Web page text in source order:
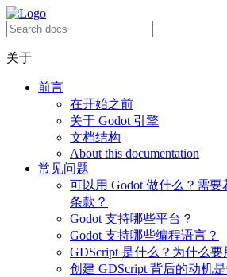
关于
前言
在开始之前
关于 Godot 引擎
文档结构
About this documentation
常见问题
可以用 Godot 做什么？需
条款？
Godot 支持哪些平台？
Godot 支持哪些编程语言？
GDScript 是什么？为什么要
创建 GDScript 背后的动机